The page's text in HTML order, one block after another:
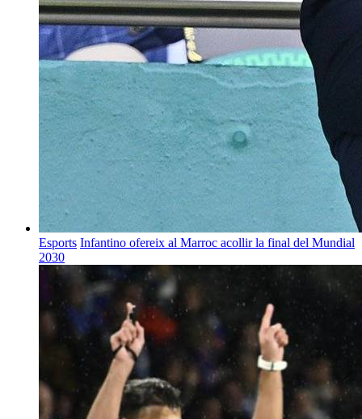
Esports Infantino ofereix al Marroc acollir la final del Mundial
2030